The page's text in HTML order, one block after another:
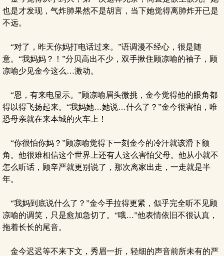
也是才发现，气炸肺果然不是胡言，当下她觉得离肺炸开已是
不远。
“对了，昨天你妈打电话过来。”语调漫不经心，很是随
意。“我妈妈？！”分贝高出不少，双手揪住顾凉喻的袖子，顾
凉喻少见金今这么…激动。
“恩，有来电显示。”顾凉喻眉头微挑，金今觉得他的眼角都
得以得飞扬起来。“我妈她…她说…什么了？”金今很害怕，唯
恐母亲就在来本城的火车上！
“你很怕你妈？”顾凉喻觉得下一刻金今的冷汗就该滑下额
角。他很难相信这个世界上还有人这么害怕父母。他从小就不
怎么听话，顾辛严就更别说了，那次离家出走，一走就是半
年。
“我妈到底说什么了？”金今手拉得更紧，似乎完全听不见顾
凉喻的调笑，只是愈加急切了。“哦…”他表情依旧不很认真，
拖着长长的尾音。
金今迟迟等不来下文，秀眉一折，轻细的声音前所未有的严